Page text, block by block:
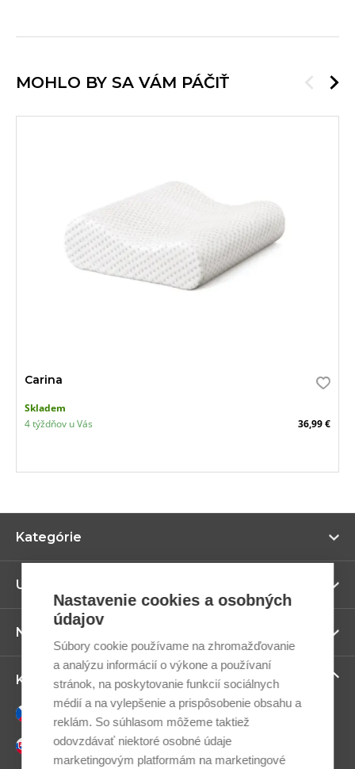
MOHLO BY SA VÁM PÁČIŤ
Carina
Skladem
4 týždňov u Vás
36,99 €
Kategórie
Užitočné odkazy
Newsletter
Kontaktujte nás
Česky
Slovensky
Nastavenie cookies a osobných
údajov
Súbory cookie používame na zhromažďovanie
a analýzu informácií o výkone a používaní
stránok, na poskytovanie funkcií sociálnych
médií a na vylepšenie a prispôsobenie obsahu a
reklám. So súhlasom môžeme taktiež
odovzdávať niektoré osobné údaje
marketingovým platformám na marketingové